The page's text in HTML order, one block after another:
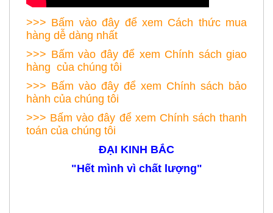
>>> Bấm vào đây để xemCách thức mua
hàng dễ dàng nhất
>>> Bấm vào đây để xem
hàngcủa chúng tôi
>>> Bấm vào đây để xem Chính sách bảo
hành của chúng tôi
>>> Bấm vào đây để xem Chính sách thanh
toán của chúng tôi
ĐẠI KINH BẮC
"Hết mình vì chất lượng"